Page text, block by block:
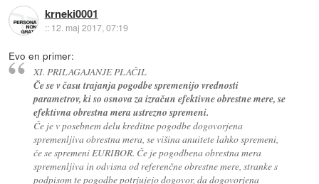
krneki0001
:: 12. maj 2017, 07:19
Evo en primer:
XI. PRILAGAJANJE PLAČIL
Če se v času trajanja pogodbe spremenijo vrednosti
parametrov, ki so osnova za izračun efektivne obrestne mere, se
efektivna obrestna mera ustrezno spremeni.
Če je v posebnem delu kreditne pogodbe dogovorjena
spremenljiva obrestna mera, se višina anuitete lahko spremeni,
če se spremeni EURIBOR. Če je pogodbena obrestna mera
spremenljiva in odvisna od referenčne obrestne mere, stranke s
podpisom te pogodbe potrjujejo dogovor, da dogovorjena